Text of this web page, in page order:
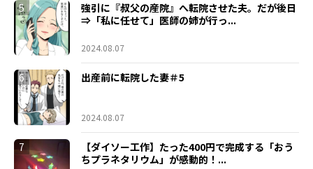
5
強引に『叔父の産院』へ転院させた夫。だが後日
⇒「私に任せて」医師の姉が行っ...
2024.08.07
6 出産前に転院した妻＃5
2024.08.07
7
【ダイソー工作】たった400円で完成する「おう
ちプラネタリウム」が感動的！...